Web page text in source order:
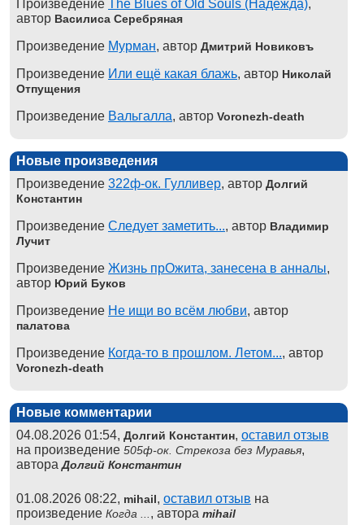
Произведение The Blues of Old Souls (Надежда),
автор Василиса Серебряная
Произведение Мурман, автор Дмитрий Новиковъ
Произведение Или ещё какая блажь, автор Николай
Отпущения
Произведение Вальгалла, автор Voronezh-death
Новые произведения
Произведение 322ф-ок. Гулливер, автор Долгий
Константин
Произведение Следует заметить..., автор Владимир
Лучит
Произведение Жизнь прОжита, занесена в анналы,
автор Юрий Буков
Произведение Не ищи во всём любви, автор
палатова
Произведение Когда-то в прошлом. Летом..., автор
Voronezh-death
Новые комментарии
04.08.2026 01:54, Долгий Константин, оставил отзыв
на произведение 505ф-ок. Стрекоза без Муравья,
автораДолгий Константин
01.08.2026 08:22, mihail, оставил отзыв на
произведение Когда ... , автора mihail